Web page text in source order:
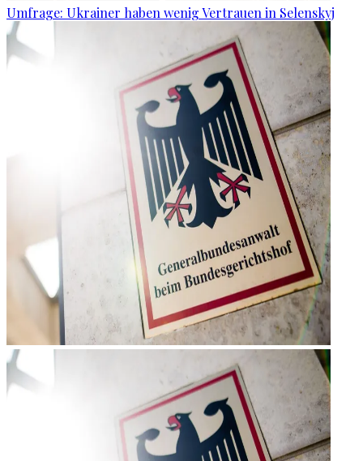
Umfrage: Ukrainer haben wenig Vertrauen in Selenskyj